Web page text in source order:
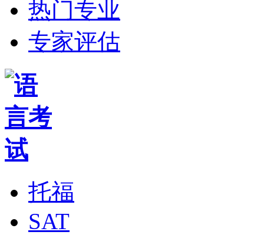
热门专业
专家评估
托福
SAT